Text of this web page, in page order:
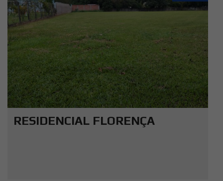
RESIDENCIAL FLORENÇA